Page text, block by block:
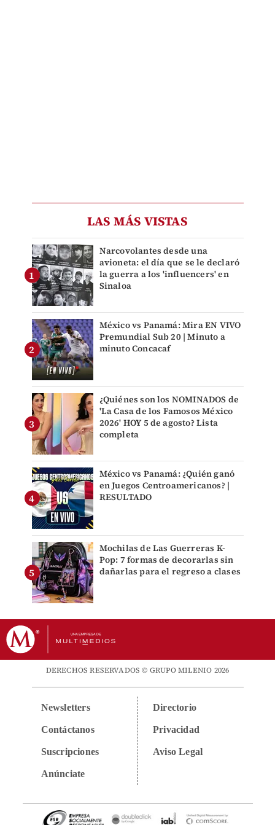
LAS MÁS VISTAS
Narcovolantes desde una
avioneta: el día que se le declaró
la guerra a los 'influencers' en
Sinaloa
México vs Panamá: Mira EN VIVO
Premundial Sub 20 | Minuto a
minuto Concacaf
¿Quiénes son los NOMINADOS de
'La Casa de los Famosos México
2026' HOY 5 de agosto? Lista
completa
México vs Panamá: ¿Quién ganó
en Juegos Centroamericanos? |
RESULTADO
Mochilas de Las Guerreras K-
Pop: 7 formas de decorarlas sin
dañarlas para el regreso a clases
DERECHOS RESERVADOS © GRUPO MILENIO 2026
Newsletters
Contáctanos
Suscripciones
Anúnciate
Directorio
Privacidad
Aviso Legal